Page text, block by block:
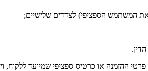
ההזמנה או כרטיס ספציפי שמיועד